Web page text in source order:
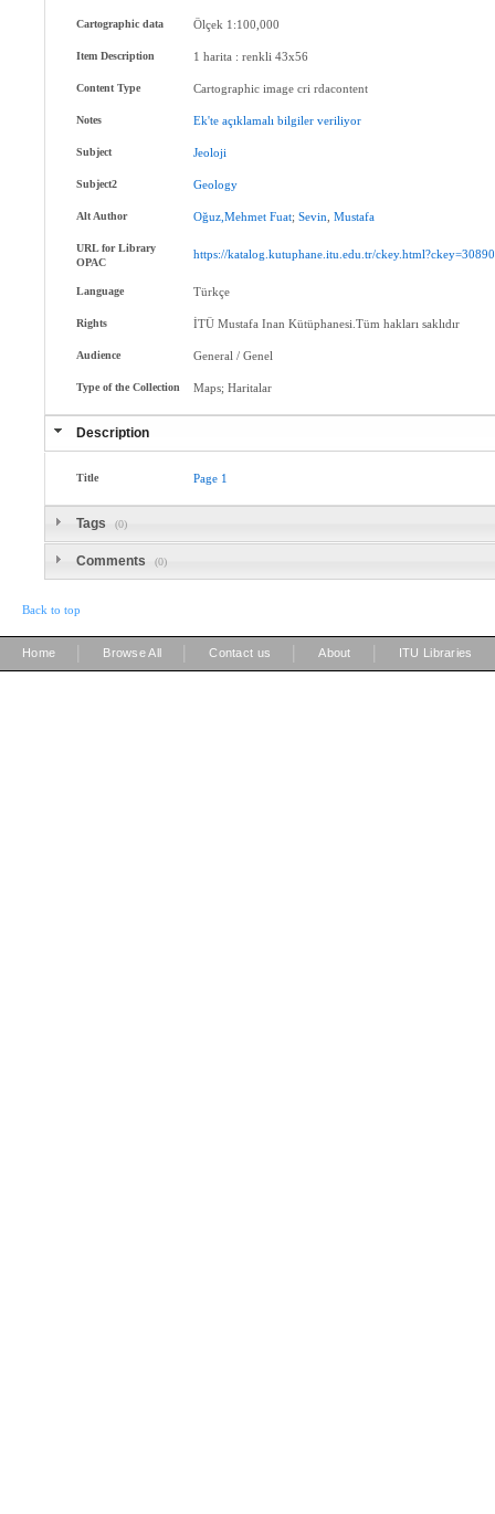
Cartographic data Ölçek 1:100,000
Item Description 1 harita : renkli 43x56
Content Type Cartographic image cri rdacontent
Notes Ek'te açıklamalı bilgiler veriliyor
Subject Jeoloji
Subject2 Geology
Alt Author Oğuz,Mehmet Fuat;Sevin ,Mustafa
URL for Library
OPAC
https://katalog.kutuphane.itu.edu.tr/
Language Türkçe
Rights İTÜ Mustafa Inan Kütüphanesi.Tüm hakları saklıdır
Audience General / Genel
Type of the Collection Maps; Haritalar
Description
Title Page 1
Tags (0)
Comments (0)
Back to top
Home Browse All Contact us About ITU Libraries